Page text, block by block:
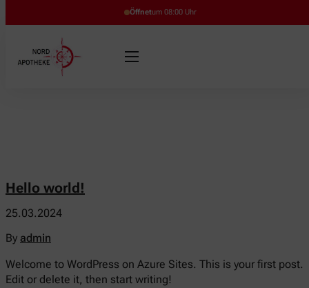
Öffnetum 08:00 Uhr
Hello world!
25.03.2024
By admin
Welcome to WordPress on Azure Sites. This is your first post.
Edit or delete it, then start writing!